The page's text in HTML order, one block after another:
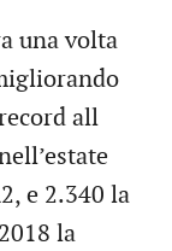
una volta
all
e 2.340 la
la